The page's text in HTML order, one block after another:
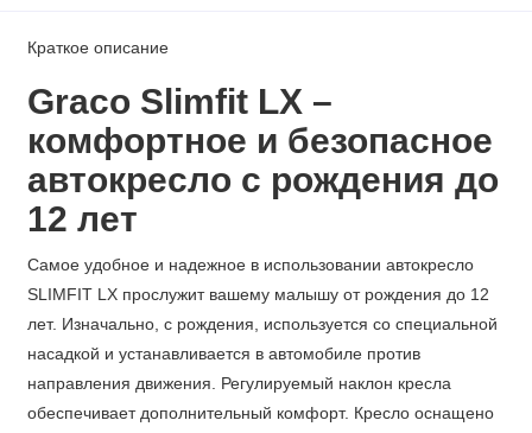
Краткое описание
Graco Slimfit LX –
комфортное и безопасное
автокресло с рождения до
12 лет
Самое удобное и надежное в использовании автокресло
SLIMFIT LX прослужит вашему малышу от рождения до 12
лет. Изначально, с рождения, используется со специальной
насадкой и устанавливается в автомобиле против
направления движения. Регулируемый наклон кресла
обеспечивает дополнительный комфорт. Кресло оснащено